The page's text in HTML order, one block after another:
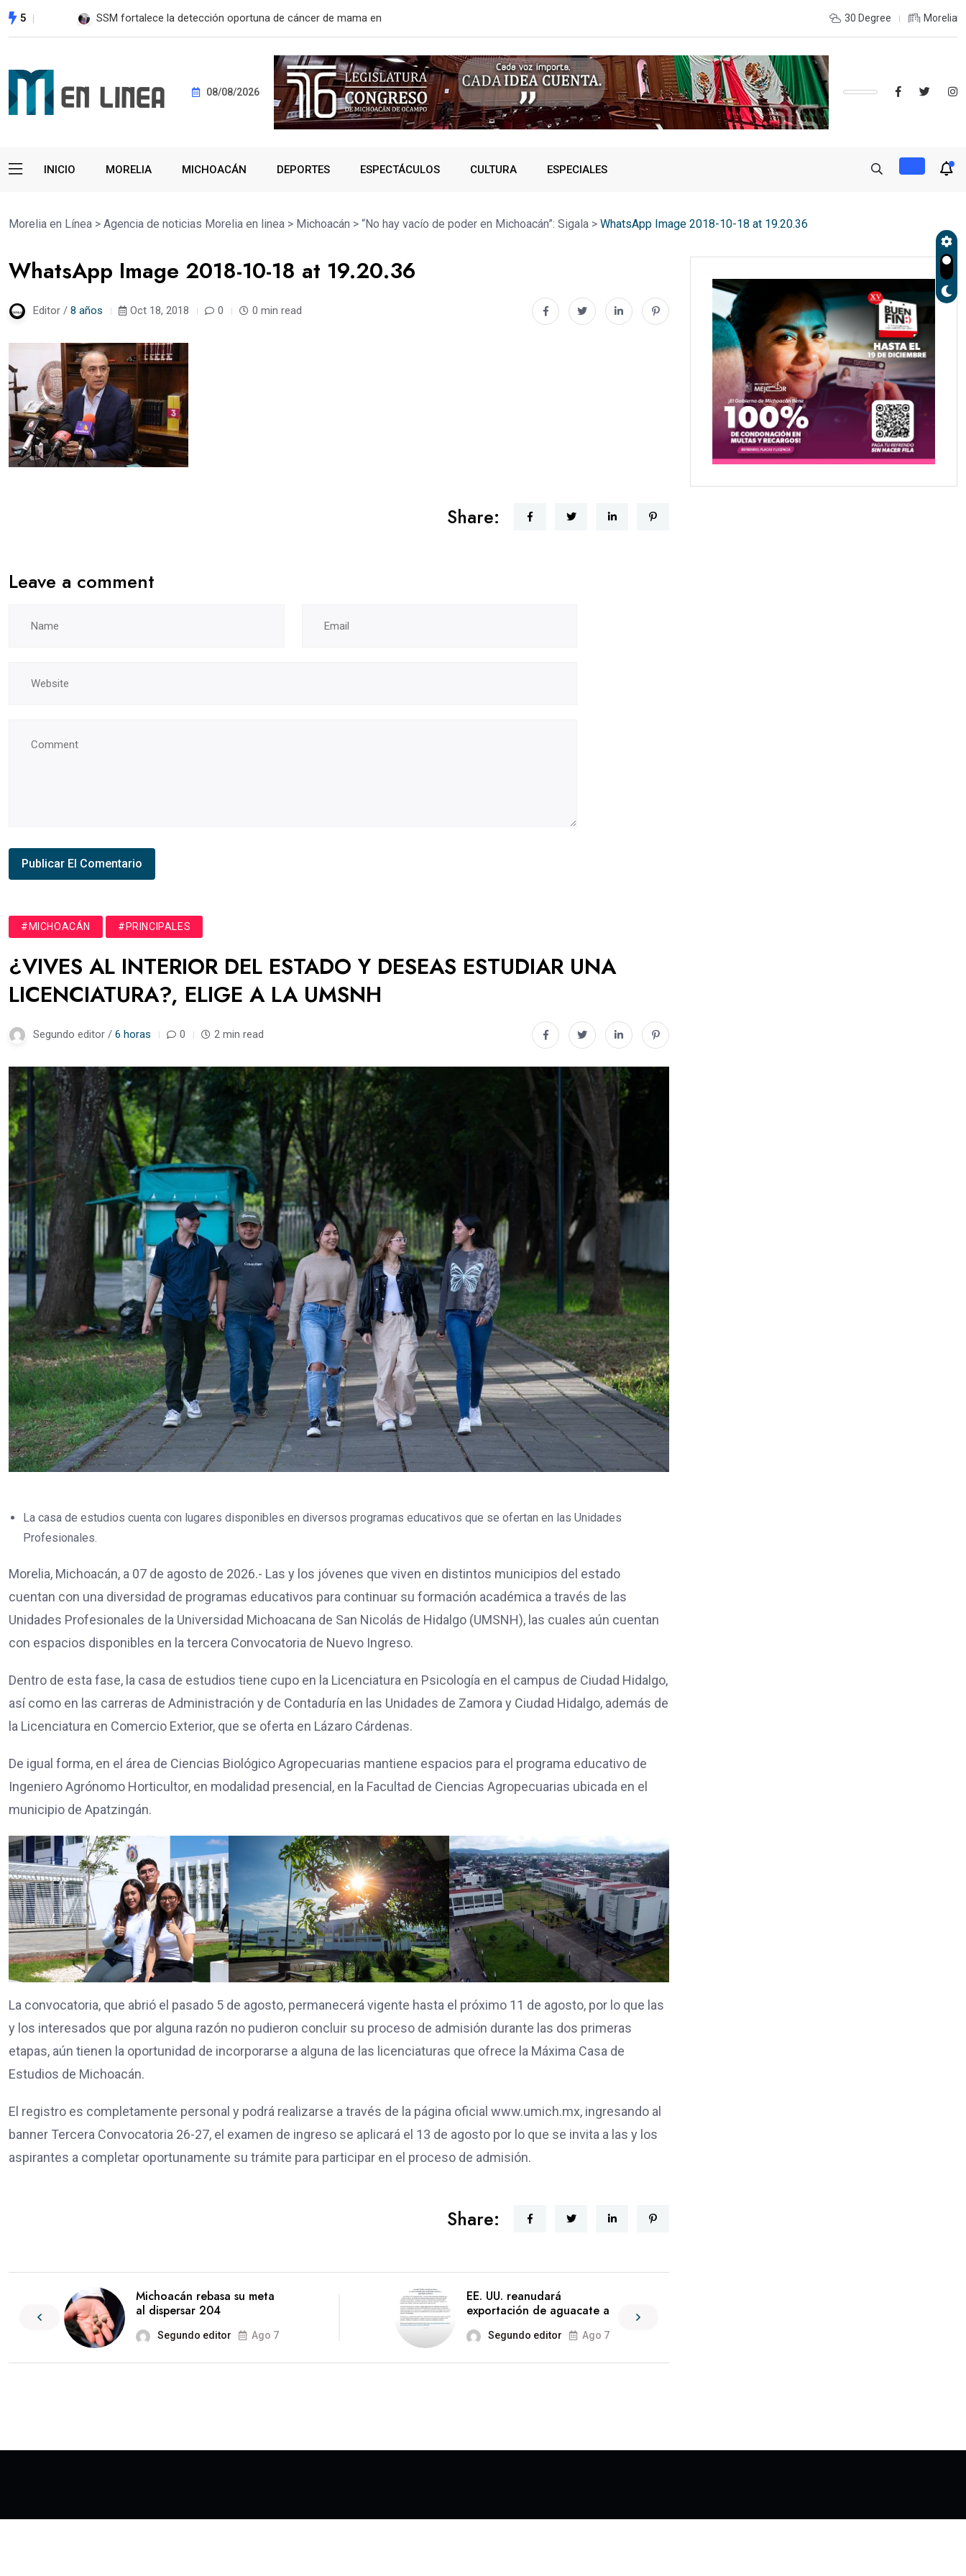
5 EE. UU. reanudará exportación de aguacate a partir de mañana ¿VIVES AL INTERIOR DEL ESTADO Y DESEAS ESTUDIAR UNA LICENCIATURA?,
30 Degree Morelia
08/08/2026
INICIO MORELIA MICHOACÁN DEPORTES ESPECTÁCULOS CULTURA ESPECIALES
Morelia en Línea > Agencia de noticias Morelia en linea > Michoacán > “No hay vacío de poder en Michoacán”: Sigala > WhatsApp Image 2018-10-18 at 19.20.36
WhatsApp Image 2018-10-18 at 19.20.36
Editor / 8 años Oct 18, 2018 0 0 min read
Share:
Leave a comment
#MICHOACÁN #PRINCIPALES
¿VIVES AL INTERIOR DEL ESTADO Y DESEAS ESTUDIAR UNA
LICENCIATURA?, ELIGE A LA UMSNH
Segundo editor / 6 horas 0 2 min read
La casa de estudios cuenta con lugares disponibles en diversos programas educativos que se ofertan en las Unidades
Profesionales.
Morelia, Michoacán, a 07 de agosto de 2026.- Las y los jóvenes que viven en distintos municipios del estado
cuentan con una diversidad de programas educativos para continuar su formación académica a través de las
Unidades Profesionales de la Universidad Michoacana de San Nicolás de Hidalgo (UMSNH), las cuales aún cuentan
con espacios disponibles en la tercera Convocatoria de Nuevo Ingreso.
Dentro de esta fase, la casa de estudios tiene cupo en la Licenciatura en Psicología en el campus de Ciudad Hidalgo,
así como en las carreras de Administración y de Contaduría en las Unidades de Zamora y Ciudad Hidalgo, además de
la Licenciatura en Comercio Exterior, que se oferta en Lázaro Cárdenas.
De igual forma, en el área de Ciencias Biológico Agropecuarias mantiene espacios para el programa educativo de
Ingeniero Agrónomo Horticultor, en modalidad presencial, en la Facultad de Ciencias Agropecuarias ubicada en el
municipio de Apatzingán.
La convocatoria, que abrió el pasado 5 de agosto, permanecerá vigente hasta el próximo 11 de agosto, por lo que las
y los interesados que por alguna razón no pudieron concluir su proceso de admisión durante las dos primeras
etapas, aún tienen la oportunidad de incorporarse a alguna de las licenciaturas que ofrece la Máxima Casa de
Estudios de Michoacán.
El registro es completamente personal y podrá realizarse a través de la página oficial www.umich.mx, ingresando al
banner Tercera Convocatoria 26-27, el examen de ingreso se aplicará el 13 de agosto por lo que se invita a las y los
aspirantes a completar oportunamente su trámite para participar en el proceso de admisión.
Share:
Michoacán rebasa su meta
al dispersar 204
Segundo editor Ago 7
EE. UU. reanudará
exportación de aguacate a
Segundo editor Ago 7